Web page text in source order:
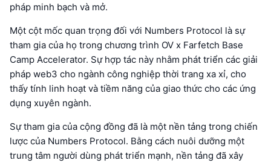
pháp minh bạch và mở.
Một cột mốc quan trọng đối với Numbers Protocol là sự
tham gia của họ trong chương trình OV x Farfetch Base
Camp Accelerator. Sự hợp tác này nhằm phát triển các giải
pháp web3 cho ngành công nghiệp thời trang xa xỉ, cho
thấy tính linh hoạt và tiềm năng của giao thức cho các ứng
dụng xuyên ngành.
Sự tham gia của cộng đồng đã là một nền tảng trong chiến
lược của Numbers Protocol. Bằng cách nuôi dưỡng một
trung tâm người dùng phát triển mạnh, nền tảng đã xây